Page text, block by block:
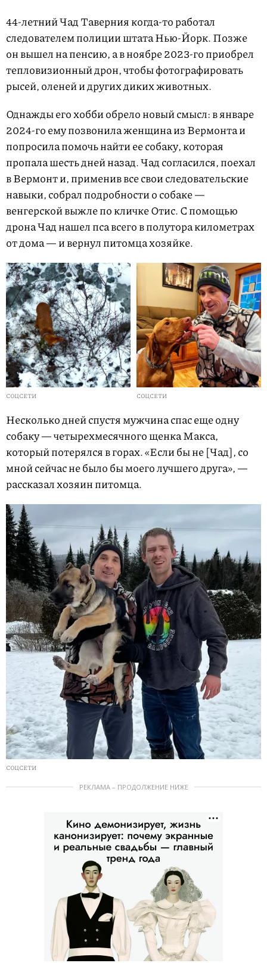
44-летний Чад Таверния когда-то работал
следователем полиции штата Нью-Йорк. Позже
он вышел на пенсию, а в ноябре 2023-го приобрел
тепловизионный дрон, чтобы фотографировать
рысей, оленей и других диких животных.
Однажды его хобби обрело новый смысл: в январе
2024-го ему позвонила женщина из Вермонта и
попросила помочь найти ее собаку, которая
пропала шесть дней назад. Чад согласился, поехал
в Вермонт и, применив все свои следовательские
навыки, собрал подробности о собаке —
венгерской выжле по кличке Отис. С помощью
дрона Чад нашел пса всего в полутора километрах
от дома — и вернул питомца хозяйке.
СОЦСЕТИ СОЦСЕТИ
Несколько дней спустя мужчина спас еще одну
собаку — четырехмесячного щенка Макса,
который потерялся в горах. «Если бы не [Чад], со
мной сейчас не было бы моего лучшего друга», —
рассказал хозяин питомца.
СОЦСЕТИ
РЕКЛАМА – ПРОДОЛЖЕНИЕ НИЖЕ